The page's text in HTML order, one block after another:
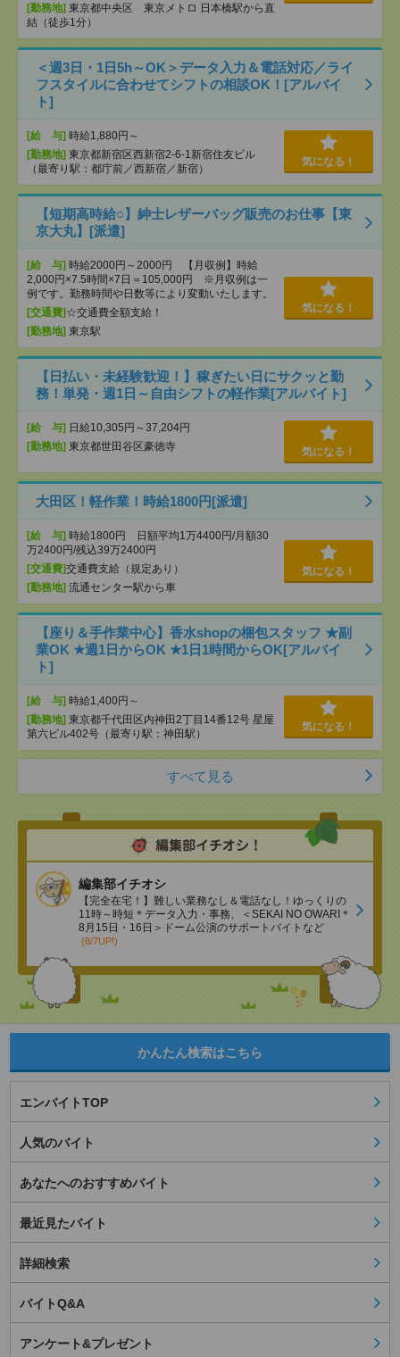
[勤務地] 東京都中央区 東京メトロ 日本橋駅から直
結（徒歩1分）
＜週3日・1日5h～OK＞データ入力＆電話対応／ライ
フスタイルに合わせてシフトの相談OK！[アルバイ
ト]
[給 与] 時給1,880円～
[勤務地] 東京都新宿区西新宿2-6-1新宿住友ビル
（最寄り駅：都庁前／西新宿／新宿）
気になる！
【短期高時給○】紳士レザーバッグ販売のお仕事【東
京大丸】[派遣]
[給 与] 時給2000円～2000円 【月収例】時給
2,000円×7.5時間×7日＝105,000円 ※月収例は一
例です。勤務時間や日数等により変動いたします。
[交通費]☆交通費全額支給！
[勤務地] 東京駅
気になる！
【日払い・未経験歓迎！】稼ぎたい日にサクッと勤
務！単発・週1日～自由シフトの軽作業[アルバイト]
[給 与] 日給10,305円～37,204円
[勤務地] 東京都世田谷区豪徳寺 気になる！
大田区！軽作業！時給1800円[派遣]
[給 与] 時給1800円 日額平均1万4400円/月額30
万2400円/残込39万2400円
[交通費]交通費支給（規定あり）
[勤務地] 流通センター駅から車
気になる！
【座り＆手作業中心】香水shopの梱包スタッフ ★副
業OK ★週1日からOK ★1日1時間からOK[アルバイ
ト]
[給 与] 時給1,400円～
[勤務地] 東京都千代田区内神田2丁目14番12号 星屋
第六ビル402号（最寄り駅：神田駅）
気になる！
すべて見る
編集部イチオシ
【完全在宅！】難しい業務なし＆電話なし！ゆっくりの
11時～時短＊データ入力・事務、＜SEKAI NO OWARI＊
8月15日・16日＞ドーム公演のサポートバイトなど
(8/7UP!)
かんたん検索はこちら
エンバイトTOP
人気のバイト
あなたへのおすすめバイト
最近見たバイト
詳細検索
バイトQ&A
アンケート&プレゼント